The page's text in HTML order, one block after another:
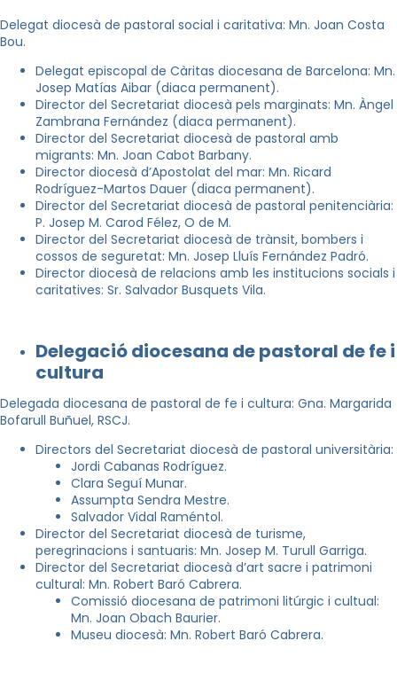
Delegat diocesà de pastoral social i caritativa: Mn. Joan Costa
Bou.
Delegat episcopal de Càritas diocesana de Barcelona: Mn.
Josep Matías Aibar (diaca permanent).
Director del Secretariat diocesà pels marginats: Mn. Àngel
Zambrana Fernández (diaca permanent).
Director del Secretariat diocesà de pastoral amb
migrants: Mn. Joan Cabot Barbany.
Director diocesà d’Apostolat del mar: Mn. Ricard
Rodríguez-Martos Dauer (diaca permanent).
Director del Secretariat diocesà de pastoral penitenciària:
P. Josep M. Carod Félez, O de M.
Director del Secretariat diocesà de trànsit, bombers i
cossos de seguretat: Mn. Josep Lluís Fernández Padró.
Director diocesà de relacions amb les institucions socials i
caritatives: Sr. Salvador Busquets Vila.
Delegació diocesana de pastoral de fe i
cultura
Delegada diocesana de pastoral de fe i cultura: Gna. Margarida
Bofarull Buñuel, RSCJ.
Directors del Secretariat diocesà de pastoral universitària:
Jordi Cabanas Rodríguez.
Clara Seguí Munar.
Assumpta Sendra Mestre.
Salvador Vidal Raméntol.
Director del Secretariat diocesà de turisme,
peregrinacions i santuaris: Mn. Josep M. Turull Garriga.
Director del Secretariat diocesà d’art sacre i patrimoni
cultural: Mn. Robert Baró Cabrera.
Comissió diocesana de patrimoni litúrgic i cultual:
Mn. Joan Obach Baurier.
Museu diocesà: Mn. Robert Baró Cabrera.